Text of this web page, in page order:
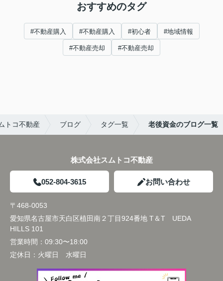
おすすめのタグ
#不動産購入 #不動産購入 #初心者 #地域情報
#不動産売却 #不動産売却
トコ不動産 ブログ タグ一覧 老後資金のブログ一覧
株式会社スムトコ不動産
052-804-3615 お問い合わせ
〒468-0053
愛知県名古屋市天白区植田南２丁目924番地 T＆T UEDA
HILLS 101
営業時間： 09:30〜18:00
定休日： 火曜日 水曜日